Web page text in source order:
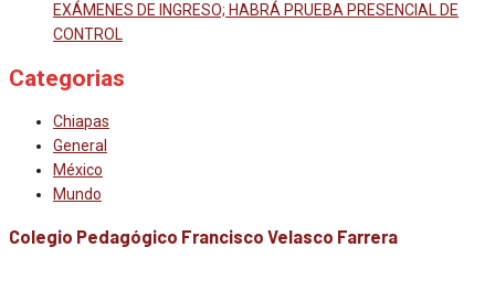
EXÁMENES DE INGRESO; HABRÁ PRUEBA PRESENCIAL DE
CONTROL
Categorias
Chiapas
General
México
Mundo
Colegio Pedagógico Francisco Velasco Farrera